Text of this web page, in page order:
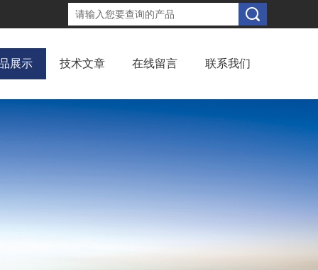
展示 技术文章 在线留言 联系我们